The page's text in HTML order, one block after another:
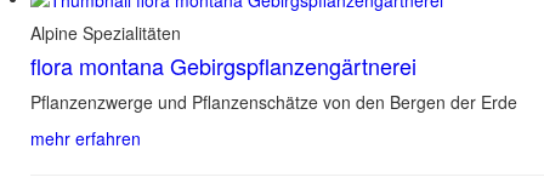
Alpine Spezialitäten
flora montana Gebirgspflanzengärtnerei
Pflanzenzwerge und Pflanzenschätze von den Bergen der Erde
mehr erfahren